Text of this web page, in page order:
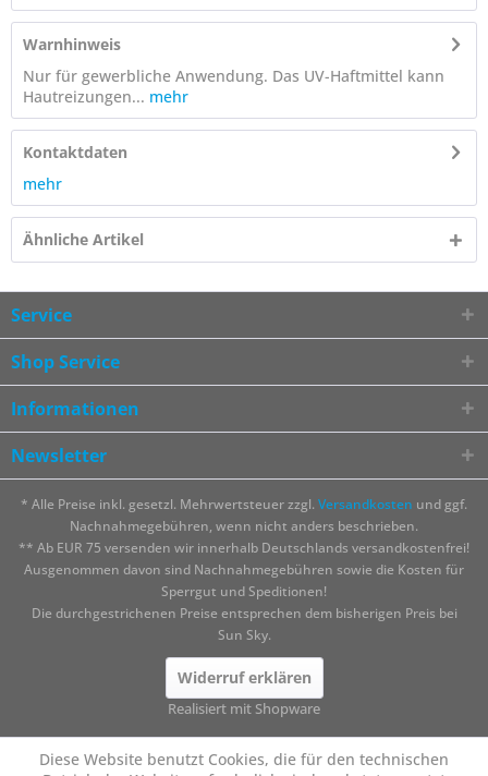
Warnhinweis
Nur für gewerbliche Anwendung. Das UV-Haftmittel kann
Hautreizungen... mehr
Kontaktdaten
mehr
Ähnliche Artikel
Service
Shop Service
Informationen
Newsletter
* Alle Preise inkl. gesetzl. Mehrwertsteuer zzgl. Versandkosten und ggf.
Nachnahmegebühren, wenn nicht anders beschrieben.
** Ab EUR 75 versenden wir innerhalb Deutschlands versandkostenfrei!
Ausgenommen davon sind Nachnahmegebühren sowie die Kosten für
Sperrgut und Speditionen!
Die durchgestrichenen Preise entsprechen dem bisherigen Preis bei
Sun Sky.
Widerruf erklären
Realisiert mit Shopware
Diese Website benutzt Cookies, die für den technischen